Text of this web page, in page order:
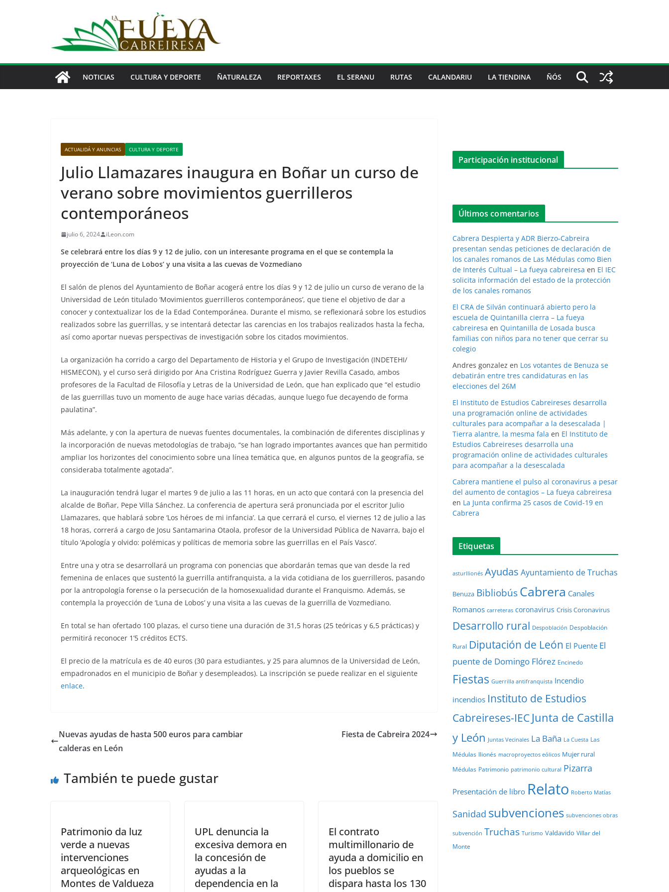
NOTICIAS CULTURA Y DEPORTE ÑATURALEZA REPORTAXES EL SERANU RUTAS CALANDARIU LA TIENDINA ÑÓS
ACTUALIDÁ Y ANUNCIAS CULTURA Y DEPORTE
Julio Llamazares inaugura en Boñar un curso de
verano sobre movimientos guerrilleros
contemporáneos
julio 6, 2024 iLeon.com
Se celebrará entre los días 9 y 12 de julio, con un interesante programa en el que se contempla la
proyección de ‘Luna de Lobos’ y una visita a las cuevas de Vozmediano
El salón de plenos del Ayuntamiento de Boñar acogerá entre los días 9 y 12 de julio un curso de verano de la
Universidad de León titulado ‘Movimientos guerrilleros contemporáneos’, que tiene el objetivo de dar a
conocer y contextualizar los de la Edad Contemporánea. Durante el mismo, se reflexionará sobre los estudios
realizados sobre las guerrillas, y se intentará detectar las carencias en los trabajos realizados hasta la fecha,
así como aportar nuevas perspectivas de investigación sobre los citados movimientos.
La organización ha corrido a cargo del Departamento de Historia y el Grupo de Investigación (INDETEHI/
HISMECON), y el curso será dirigido por Ana Cristina Rodríguez Guerra y Javier Revilla Casado, ambos
profesores de la Facultad de Filosofía y Letras de la Universidad de León, que han explicado que “el estudio
de las guerrillas tuvo un momento de auge hace varias décadas, aunque luego fue decayendo de forma
paulatina”.
Más adelante, y con la apertura de nuevas fuentes documentales, la combinación de diferentes disciplinas y
la incorporación de nuevas metodologías de trabajo, “se han logrado importantes avances que han permitido
ampliar los horizontes del conocimiento sobre una línea temática que, en algunos puntos de la geografía, se
consideraba totalmente agotada”.
La inauguración tendrá lugar el martes 9 de julio a las 11 horas, en un acto que contará con la presencia del
alcalde de Boñar, Pepe Villa Sánchez. La conferencia de apertura será pronunciada por el escritor Julio
Llamazares, que hablará sobre ‘Los héroes de mi infancia’. La que cerrará el curso, el viernes 12 de julio a las
18 horas, correrá a cargo de Josu Santamarina Otaola, profesor de la Universidad Pública de Navarra, bajo el
título ‘Apología y olvido: polémicas y políticas de memoria sobre las guerrillas en el País Vasco’.
Entre una y otra se desarrollará un programa con ponencias que abordarán temas que van desde la red
femenina de enlaces que sustentó la guerrilla antifranquista, a la vida cotidiana de los guerrilleros, pasando
por la antropología forense o la persecución de la homosexualidad durante el Franquismo. Además, se
contempla la proyección de ‘Luna de Lobos’ y una visita a las cuevas de la guerrilla de Vozmediano.
En total se han ofertado 100 plazas, el curso tiene una duración de 31,5 horas (25 teóricas y 6,5 prácticas) y
permitirá reconocer 1’5 créditos ECTS.
El precio de la matrícula es de 40 euros (30 para estudiantes, y 25 para alumnos de la Universidad de León,
empadronados en el municipio de Boñar y desempleados). La inscripción se puede realizar en el siguiente
enlace.
Nuevas ayudas de hasta 500 euros para cambiar
calderas en León
Fiesta de Cabreira 2024
También te puede gustar
Patrimonio da luz
verde a nuevas
intervenciones
arqueológicas en
Montes de Valdueza
UPL denuncia la
excesiva demora en
la concesión de
ayudas a la
dependencia en la
El contrato
multimillonario de
ayuda a domicilio en
los pueblos se
dispara hasta los 130
Participación institucional
Últimos comentarios
Cabrera Despierta y ADR Bierzo-Cabreira
presentan sendas peticiones de declaración de
los canales romanos de Las Médulas como Bien
de Interés Cultual – La fueya cabreiresa en El IEC
solicita información del estado de la protección
de los canales romanos
El CRA de Silván continuará abierto pero la
escuela de Quintanilla cierra – La fueya
cabreiresa en Quintanilla de Losada busca
familias con niños para no tener que cerrar su
colegio
Andres gonzalez en Los votantes de Benuza se
debatirán entre tres candidaturas en las
elecciones del 26M
El Instituto de Estudios Cabreireses desarrolla
una programación online de actividades
culturales para acompañar a la desescalada |
Tierra alantre, la mesma fala en El Instituto de
Estudios Cabreireses desarrolla una
programación online de actividades culturales
para acompañar a la desescalada
Cabrera mantiene el pulso al coronavirus a pesar
del aumento de contagios – La fueya cabreiresa
en La Junta confirma 25 casos de Covid-19 en
Cabrera
Etiquetas
asturllionés Ayudas Ayuntamiento de Truchas
Benuza BibliobúsCabrera Canales
Romanos carreteras coronavirus Crisis Coronavirus
Desarrollo rural Despoblación Despoblación
Rural Diputación de León El Puente El
puente de Domingo Flórez Encinedo
Fiestas Guerrilla antifranquista Incendio
incendios Instituto de Estudios
Cabreireses-IEC Junta de Castilla
y León Juntas Vecinales La Baña La Cuesta Las
Médulas llionés macroproyectos eólicos Mujer rural
Médulas Patrimonio patrimonio cultural Pizarra
Presentación de libro Relato Roberto Matías
Sanidad subvenciones subvenciones obras
subvención Truchas Turismo Valdavido Villar del
Monte